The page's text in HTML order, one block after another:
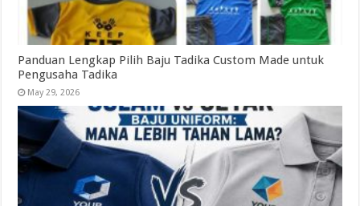
Panduan Lengkap Pilih Baju Tadika Custom Made untuk
Pengusaha Tadika
May 29, 2026